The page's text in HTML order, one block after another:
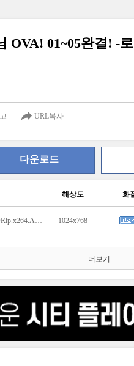
OVA! 01~05완결! -
URL복사
다운로드
해상도 화
Ah! My Goddess.[OVA].1993.EP01.DVDRip.x264.AC3_XIX.mkv 1024x768
더보기